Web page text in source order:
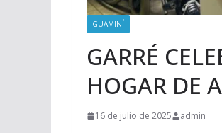
GUAMINÍ
GARRÉ
HOGAR DE
16 de julio de 2025 admin